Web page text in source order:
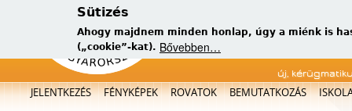
Sütizés
Ahogy majdnem minden honlap, úgy a miénk is
(„cookie”-kat). Bővebben…
új,
Főmenü
JELENTKEZÉS FÉNYKÉPEK ROVATOK BEMUTATKOZÁS